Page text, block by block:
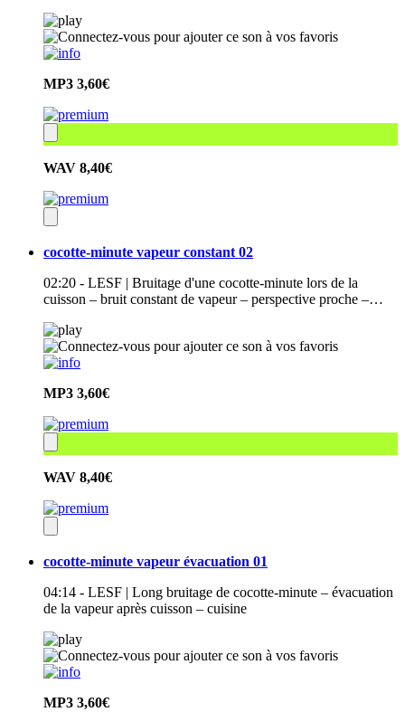
MP3 3,60€
WAV 8,40€
cocotte-minute vapeur constant 02
02:20 - LESF | Bruitage d'une cocotte-minute lors de la
cuisson – bruit constant de vapeur – perspective proche –…
MP3 3,60€
WAV 8,40€
cocotte-minute vapeur évacuation 01
04:14 - LESF | Long bruitage de cocotte-minute – évacuation
de la vapeur après cuisson – cuisine
MP3 3,60€